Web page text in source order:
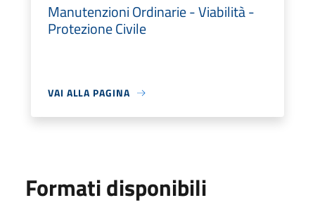
Manutenzioni Ordinarie - Viabilità -
Protezione Civile
VAI ALLA PAGINA
Formati disponibili